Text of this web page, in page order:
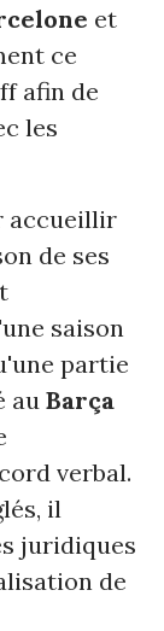
et
ce
afin de
les
accueillir
de ses
saison
partie
au Barça
verbal.
il
juridiques
de